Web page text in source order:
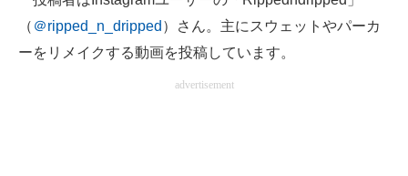
ITエンジニア向け専門サイト
（ ＠ripped_n_dripped ）さん。主にスウェットやパーカ
ーをリメイクする動画を投稿しています。
advertisement